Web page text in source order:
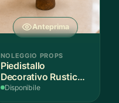
Anteprima
NOLEGGIO PROPS
Piedistallo
Decorativo Rustico
in Legno
Disponibile